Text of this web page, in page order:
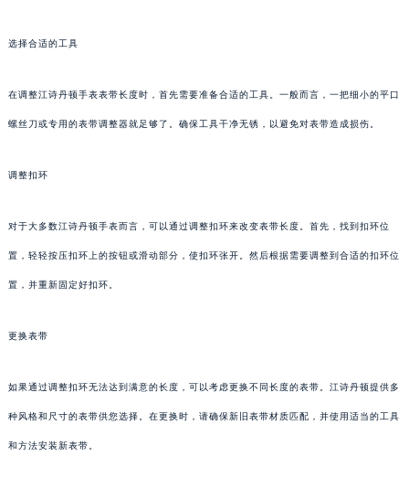
选择合适的工具
在调整江诗丹顿手表表带长度时，首先需要准备合适的工具。一般而言，一把细小的平口
螺丝刀或专用的表带调整器就足够了。确保工具干净无锈，以避免对表带造成损伤。
调整扣环
对于大多数江诗丹顿手表而言，可以通过调整扣环来改变表带长度。首先，找到扣环位
置，轻轻按压扣环上的按钮或滑动部分，使扣环张开。然后根据需要调整到合适的扣环位
置，并重新固定好扣环。
更换表带
如果通过调整扣环无法达到满意的长度，可以考虑更换不同长度的表带。江诗丹顿提供多
种风格和尺寸的表带供您选择。在更换时，请确保新旧表带材质匹配，并使用适当的工具
和方法安装新表带。